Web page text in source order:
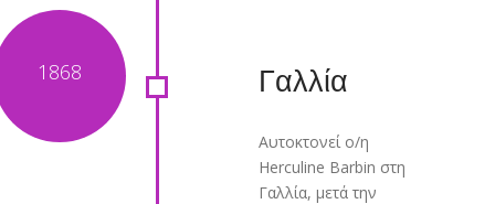
Γαλλία
Αυτοκτονεί ο/η
Herculine Barbin στη
Γαλλία, μετά την